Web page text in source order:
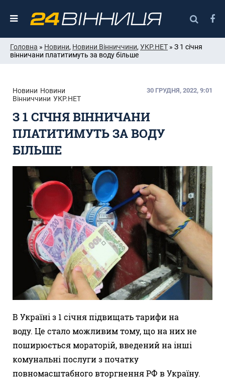
Головна » Новини, Новини Вінниччини, УКР.НЕТ » З 1 січня
вінничани платитимуть за воду більше
Новини Новини
Вінниччини УКР.НЕТ
30 ГРУДНЯ, 2022, 9:01
З 1 СІЧНЯ ВІННИЧАНИ
ПЛАТИТИМУТЬ ЗА ВОДУ
БІЛЬШЕ
В Україні з 1 січня підвищать тарифи на
воду. Це стало можливим тому, що на них не
поширюється мораторій, введений на інші
комунальні послуги з початку
повномасштабного вторгнення РФ в Україну.